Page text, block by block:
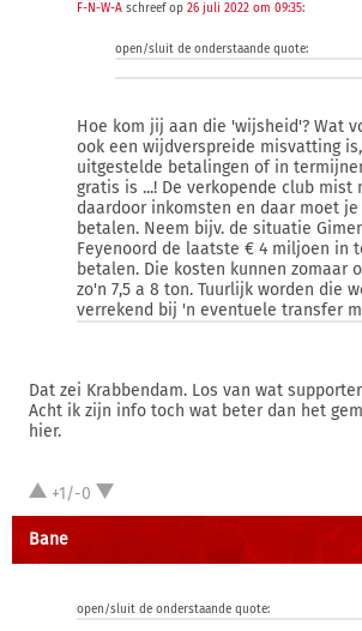
F-N-W-A schreef op 26 juli 2022 om 09:35:
open/sluit de onderstaande quote:
Hoe kom jij aan die 'wijsheid'? Wat
ook een wijdverspreide misvatting
uitgestelde betalingen of in
gratis is ...! De verkopende club mist
daardoor inkomsten en daar moet
betalen. Neem bijv. de situatie
Feyenoord de laatste € 4 miljoen in
betalen. Die kosten kunnen zomaar
zo'n 7,5 a 8 ton. Tuurlijk worden die
verrekend bij 'n eventuele transfer
Dat zei Krabbendam. Los van wat
Acht ik zijn info toch wat beter dan het
hier.
+1/-0
Bane
open/sluit de onderstaande quote: